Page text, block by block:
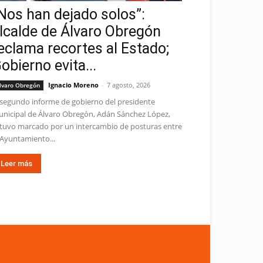
han dejado solos”:
de Álvaro Obregón
recortes al Estado;
evita...
Obregón Ignacio Moreno - 7 agosto, 2026
informe de gobierno del presidente
de Álvaro Obregón, Adán Sánchez López,
marcado por un intercambio de posturas entre
Leer más